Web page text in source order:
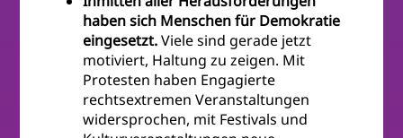
haben sich Menschen für Demokratie
eingesetzt.Viele sind gerade jetzt
motiviert, Haltung zu zeigen. Mit
Protesten haben Engagierte
rechtsextremen Veranstaltungen
widersprochen, mit Festivals und